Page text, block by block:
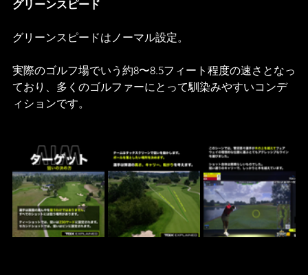
グリーンスピード
グリーンスピードはノーマル設定。
実際のゴルフ場でいう約8〜8.5フィート程度の速さとなっ
ており、多くのゴルファーにとって馴染みやすいコンデ
ィションです。